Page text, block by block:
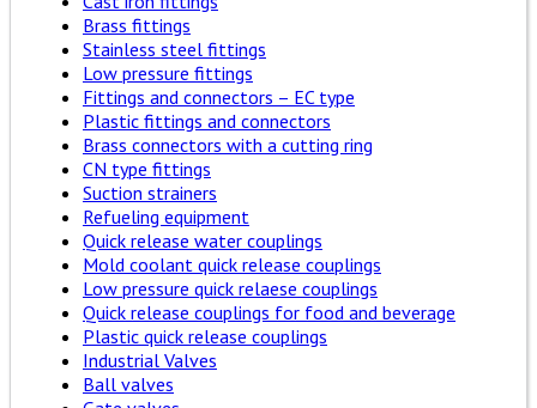
Brass fittings
Stainless steel fittings
Low pressure fittings
Fittings and connectors – EC type
Plastic fittings and connectors
Brass connectors with a cutting ring
CN type fittings
Suction strainers
Refueling equipment
Quick release water couplings
Mold coolant quick release couplings
Low pressure quick relaese couplings
Quick release couplings for food and beverage
Plastic quick release couplings
Industrial Valves
Ball valves